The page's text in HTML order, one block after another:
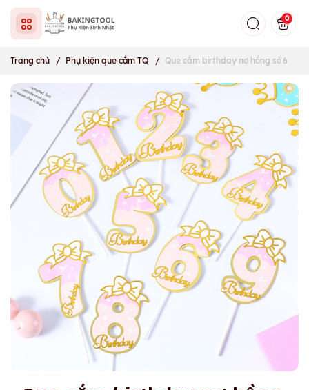
0
Trang chủ / Phụ kiện que cắm TQ / Que cắm birthday nơ hồng số 6